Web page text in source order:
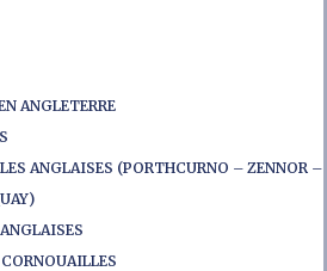
ANGLETERRE
ANGLAISES (PORTHCURNO – ZENNOR –